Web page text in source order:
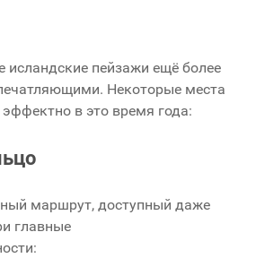
исландские пейзажи ещё более
Некоторые места
в это время года:
маршрут, доступный даже
главные